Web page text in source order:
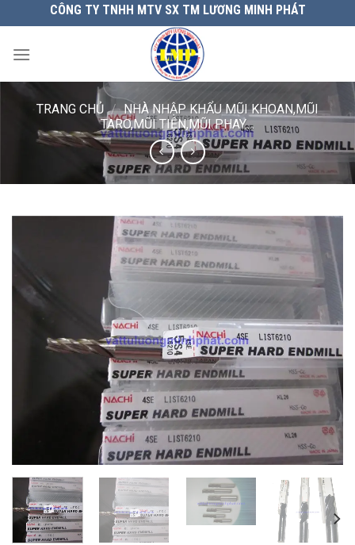
đến
nội
CÔNG TY TNHH MTV SX TM LƯƠNG MINH PHÁT
TRANG CHỦ / NHÀ NHẬP KHẨU MŨI KHOAN,MŨI
TARO,MŨI TIỆN,MŨI PHAY....